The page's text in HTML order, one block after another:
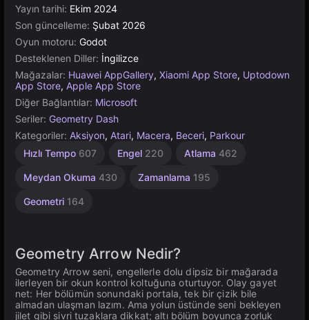
Yayın tarihi: Ekim 2024
Son güncelleme: Şubat 2026
Oyun motoru: Godot
Desteklenen Diller: İngilizce
Mağazalar: Huawei AppGallery, Xiaomi App Store, Uptodown
App Store, Apple App Store
Diğer Bağlantılar: Microsoft
Seriler: Geometry Dash
Kategoriler: Aksiyon, Atari, Macera, Beceri, Parkour
Hızlı Tempo 607 Engel 220 Atlama 462
Meydan Okuma 430 Zamanlama 195
Geometri 164
Hızlı
Aksiyon
Uzay
4
Geometry Arrow Nedir?
Geometry Arrow seni, engellerle dolu dipsiz bir mağarada
ilerleyen bir okun kontrol koltuğuna oturtuyor. Olay gayet
net: Her bölümün sonundaki portala, tek bir çizik bile
almadan ulaşman lazım. Ama yolun üstünde seni bekleyen
jilet gibi sivri tuzaklara dikkat; altı bölüm boyunca zorluk